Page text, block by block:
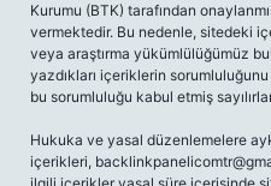
Kurumu (BTK) tarafından
vermektedir. Bu nedenle, sitedeki
veya araştırma yükümlülüğümüz
yazdıkları içeriklerin
bu sorumluluğu kabul etmiş
Hukuka ve yasal düzenlemelere
içerikleri,